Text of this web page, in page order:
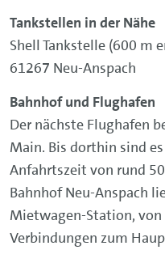
Tankstellen in der Nähe
Shell Tankstelle (600 m
61267 Neu-Anspach
Bahnhof und Flughafen
Der nächste Flughafen
Main. Bis dorthin sind
Anfahrtszeit von rund
Bahnhof Neu-Anspach
Mietwagen-Station,
Verbindungen zum